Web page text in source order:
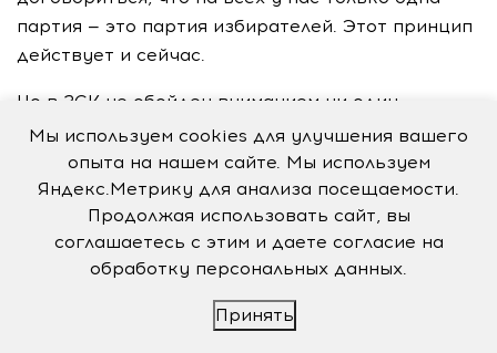
партия — это партия избирателей. Этот принцип
действует и сейчас.
Но в ЗСК не обойден вниманием ни один
представитель фракции КПРФ. Они имеют
возможность высказываться,
мы их выслушиваем, причем, когда слово
предоставляется, оно дается депутату вне
зависимости от того, какой он фракции. Но для
того чтобы сделать представительство партий
более разветвленным, мы в этом созыве
экспертно-консультационные
Мы используем cookies для улучшения вашего
опыта на нашем сайте. Мы используем
Яндекс.Метрику для анализа посещаемости.
Продолжая использовать сайт, вы
соглашаетесь с этим и даете согласие на
обработку персональных данных.
Принять